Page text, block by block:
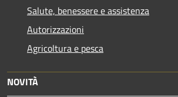
Salute, benessere e assistenza
Autorizzazioni
Agricoltura e pesca
NOVITÀ